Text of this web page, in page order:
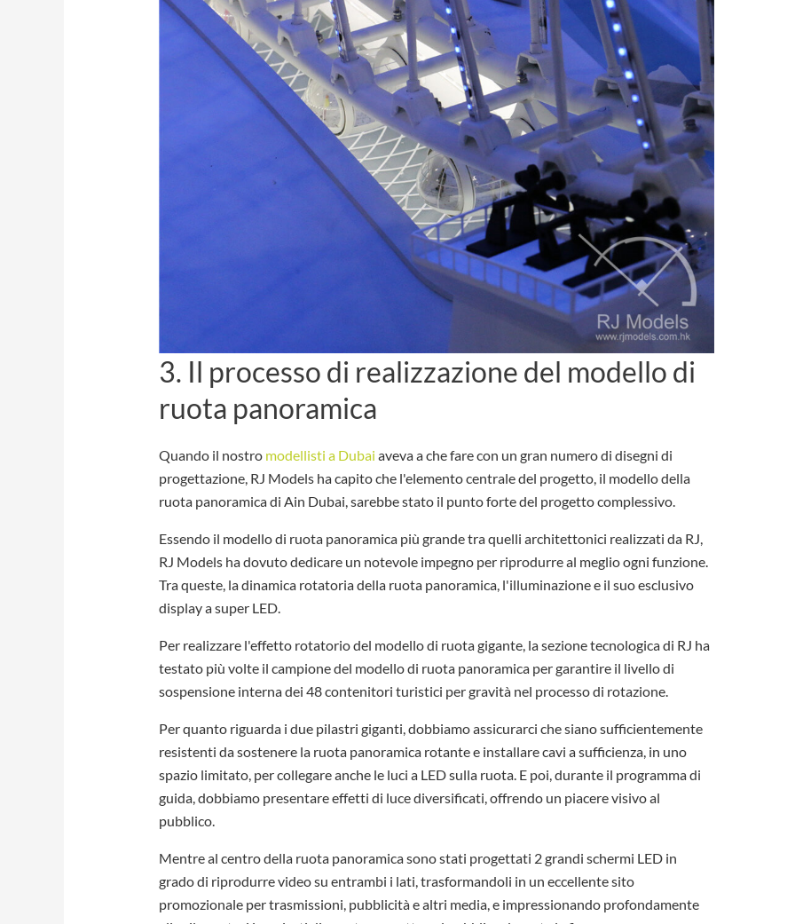
3. Il processo di realizzazione del modello di
ruota panoramica
Quando il nostro modellisti a Dubai aveva a che fare con un gran numero di disegni di
progettazione, RJ Models ha capito che l'elemento centrale del progetto, il modello della
ruota panoramica di Ain Dubai, sarebbe stato il punto forte del progetto complessivo.
Essendo il modello di ruota panoramica più grande tra quelli architettonici realizzati da RJ,
RJ Models ha dovuto dedicare un notevole impegno per riprodurre al meglio ogni funzione.
Tra queste, la dinamica rotatoria della ruota panoramica, l'illuminazione e il suo esclusivo
display a super LED.
Per realizzare l'effetto rotatorio del modello di ruota gigante, la sezione tecnologica di RJ ha
testato più volte il campione del modello di ruota panoramica per garantire il livello di
sospensione interna dei 48 contenitori turistici per gravità nel processo di rotazione.
Per quanto riguarda i due pilastri giganti, dobbiamo assicurarci che siano sufficientemente
resistenti da sostenere la ruota panoramica rotante e installare cavi a sufficienza, in uno
spazio limitato, per collegare anche le luci a LED sulla ruota. E poi, durante il programma di
guida, dobbiamo presentare effetti di luce diversificati, offrendo un piacere visivo al
pubblico.
Mentre al centro della ruota panoramica sono stati progettati 2 grandi schermi LED in
grado di riprodurre video su entrambi i lati, trasformandoli in un eccellente sito
promozionale per trasmissioni, pubblicità e altri media, e impressionando profondamente